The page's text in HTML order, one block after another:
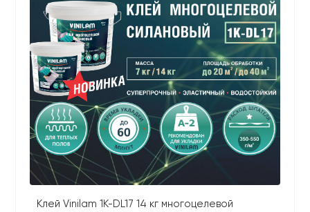
Клей Vinilam 1K-DL17 14 кг многоцелевой